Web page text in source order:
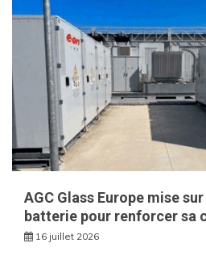
AGC Glass Europe mise
batterie pour renforcer sa
16 juillet 2026